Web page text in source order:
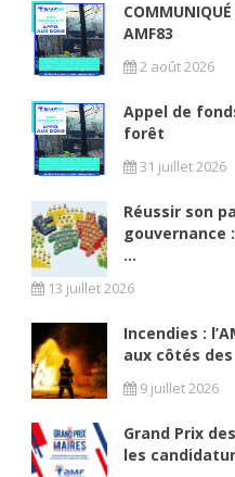
COMMUNIQUÉ
AMF83
2 août 2026
Appel de
forêt
31 juillet 2026
Réussir son
gouvernance
...
13 juillet 2026
Incendies :
aux côtés des
9 juillet 2026
Grand Prix
les